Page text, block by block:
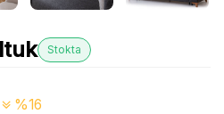
Stokta
%16